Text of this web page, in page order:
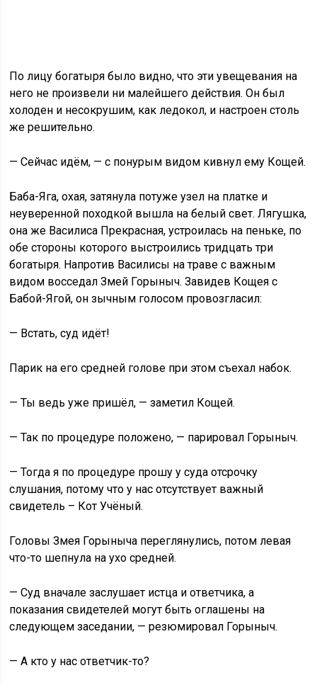
По лицу богатыря было видно, что эти увещевания на
него не произвели ни малейшего действия. Он был
холоден и несокрушим, как ледокол, и настроен столь
же решительно.
— Сейчас идём, — с понурым видом кивнул ему Кощей.
Баба-Яга, охая, затянула потуже узел на платке и
неуверенной походкой вышла на белый свет. Лягушка,
она же Василиса Прекрасная, устроилась на пеньке, по
обе стороны которого выстроились тридцать три
богатыря. Напротив Василисы на траве с важным
видом восседал Змей Горыныч. Завидев Кощея с
Бабой-Ягой, он зычным голосом провозгласил:
— Встать, суд идёт!
Парик на его средней голове при этом съехал набок.
— Ты ведь уже пришёл, — заметил Кощей.
— Так по процедуре положено, — парировал Горыныч.
— Тогда я по процедуре прошу у суда отсрочку
слушания, потому что у нас отсутствует важный
свидетель – Кот Учёный.
Головы Змея Горыныча переглянулись, потом левая
что-то шепнула на ухо средней.
— Суд вначале заслушает истца и ответчика, а
показания свидетелей могут быть оглашены на
следующем заседании, — резюмировал Горыныч.
— А кто у нас ответчик-то?